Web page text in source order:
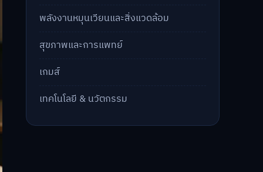
พลังงานหมุนเวียนและสิ่งแวดล้อม
สุขภาพและการแพทย์
เกมส์
เทคโนโลยี & นวัตกรรม